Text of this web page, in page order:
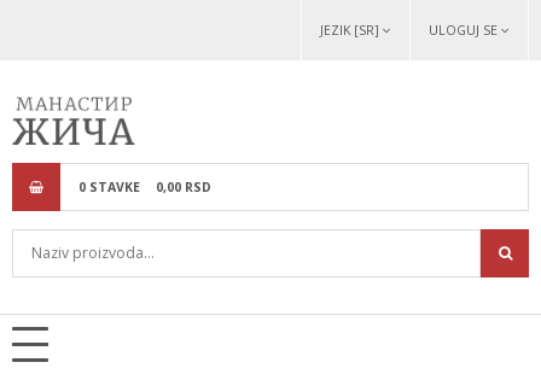
JEZIK [SR] ULOGUJ SE
0 STAVKE 0,00 RSD